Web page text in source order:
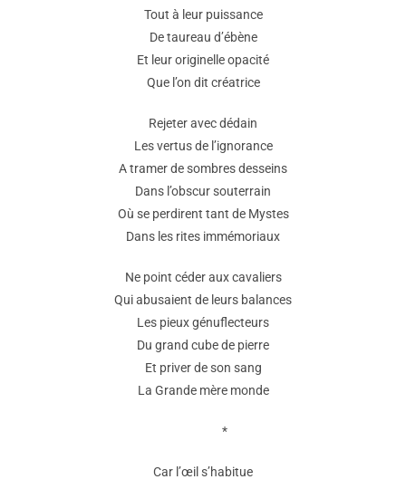
Tout à leur puissance
De taureau d’ébène
Et leur originelle opacité
Que l’on dit créatrice
Rejeter avec dédain
Les vertus de l’ignorance
A tramer de sombres desseins
Dans l’obscur souterrain
Où se perdirent tant de Mystes
Dans les rites immémoriaux
Ne point céder aux cavaliers
Qui abusaient de leurs balances
Les pieux génuflecteurs
Du grand cube de pierre
Et priver de son sang
La Grande mère monde
*
Car l’œil s’habitue